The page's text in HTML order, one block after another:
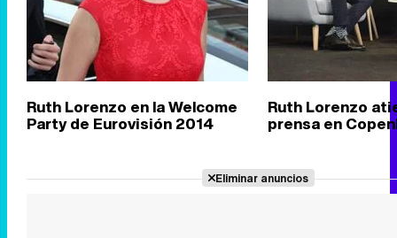
Ruth Lorenzo en la Welcome
Party de Eurovisión 2014
Ruth Lorenzo
prensa en
Eliminar anuncios